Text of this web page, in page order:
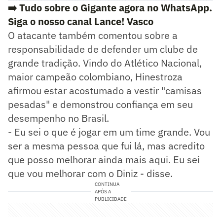
➡️ Tudo sobre o Gigante agora no WhatsApp.
Siga o nosso canal Lance! Vasco
O atacante também comentou sobre a
responsabilidade de defender um clube de
grande tradição. Vindo do Atlético Nacional,
maior campeão colombiano, Hinestroza
afirmou estar acostumado a vestir "camisas
pesadas" e demonstrou confiança em seu
desempenho no Brasil.
- Eu sei o que é jogar em um time grande. Vou
ser a mesma pessoa que fui lá, mas acredito
que posso melhorar ainda mais aqui. Eu sei
que vou melhorar com o Diniz - disse.
CONTINUA
APÓS A
PUBLICIDADE